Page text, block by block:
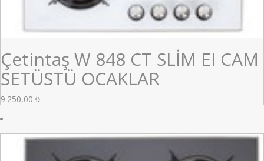
Çetintaş W 848 CT SLİM EI CAM
SETÜSTÜ OCAKLAR
9.250,00 ₺